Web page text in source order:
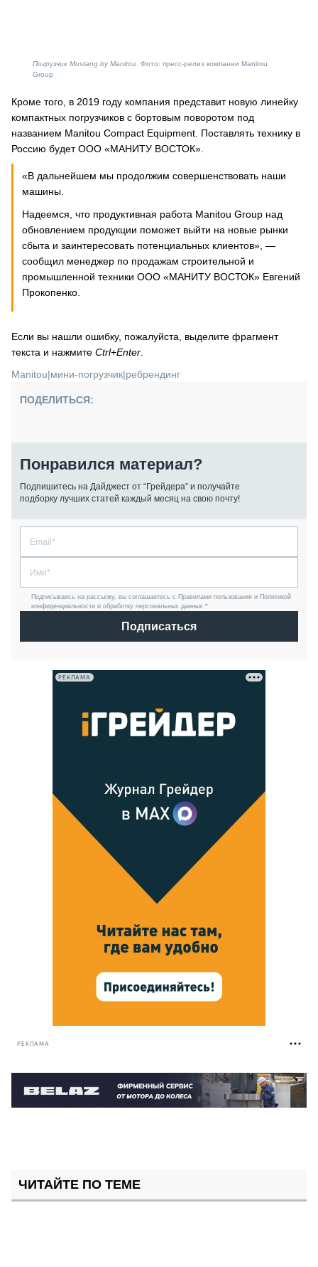
Погрузчик Mustang by Manitou . Фото: пресс-релиз компании Manitou
Group
Кроме того, в 2019 году компания представит новую линейку
компактных погрузчиков с бортовым поворотом под
названием Manitou Compact Equipment. Поставлять технику в
Россию будет ООО «МАНИТУ ВОСТОК».
«В дальнейшем мы продолжим совершенствовать наши
машины.
Надеемся, что продуктивная работа Manitou Group над
обновлением продукции поможет выйти на новые рынки
сбыта и заинтересовать потенциальных клиентов», —
сообщил менеджер по продажам строительной и
промышленной техники ООО «МАНИТУ ВОСТОК» Евгений
Прокопенко.
Если вы нашли ошибку, пожалуйста, выделите фрагмент
текста и нажмите Ctrl+Enter
Manitou|мини-погрузчик|ребрендинг
ПОДЕЛИТЬСЯ:
Понравился материал?
Подпишитесь на Дайджест от “Грейдера” и получайте
подборку лучших статей каждый месяц на свою почту!
Подписываясь на рассылку, вы соглашаетесь с Правилами пользования и Политикой
конфиденциальности и обработку персональных данных *
Подписаться
РЕКЛАМА
РЕКЛАМА
ЧИТАЙТЕ ПО ТЕМЕ